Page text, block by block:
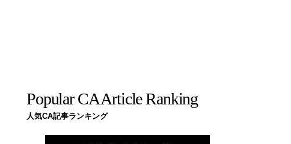
Popular CA Article Ranking
人気CA記事ランキング